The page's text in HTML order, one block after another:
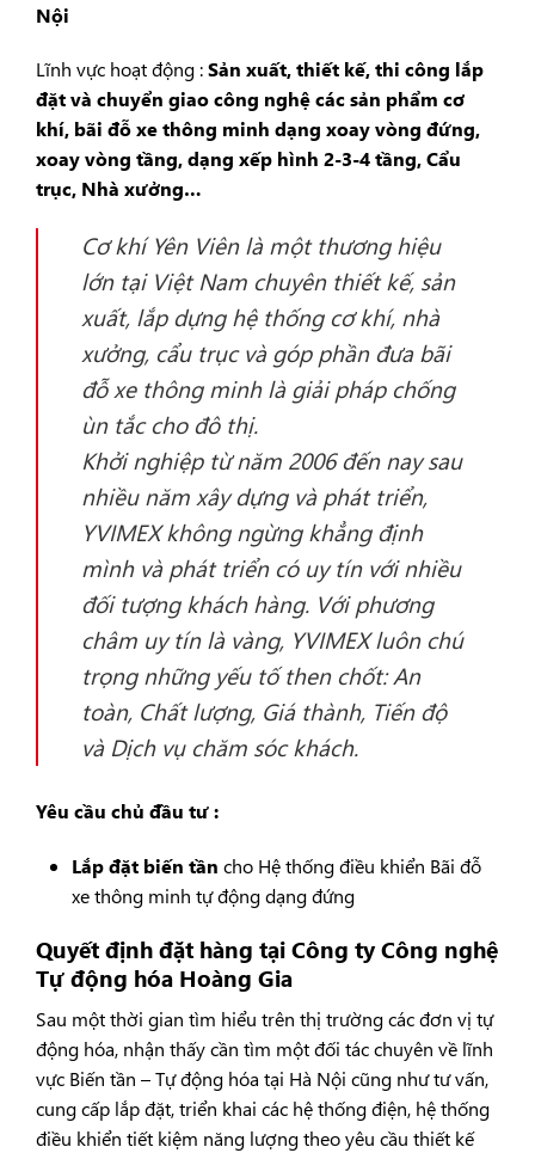
Nội
Lĩnh vực hoạt động :Sản xuất, thiết kế, thi công lắp
đặt và chuyển giao công nghệ các sản phẩm cơ
khí, bãi đỗ xe thông minh dạng xoay vòng đứng,
xoay vòng tầng, dạng xếp hình 2-3-4 tầng, Cẩu
trục, Nhà xưởng…
Cơ khí Yên Viên là một thương hiệu
lớn tại Việt Nam chuyên thiết kế, sản
xuất, lắp dựng hệ thống cơ khí, nhà
xưởng, cẩu trục và góp phần đưa bãi
đỗ xe thông minh là giải pháp chống
ùn tắc cho đô thị.
Khởi nghiệp từ năm 2006 đến nay sau
nhiều năm xây dựng và phát triển,
YVIMEX không ngừng khẳng định
mình và phát triển có uy tín với nhiều
đối tượng khách hàng. Với phương
châm uy tín là vàng, YVIMEX luôn chú
trọng những yếu tố then chốt: An
toàn, Chất lượng, Giá thành, Tiến độ
và Dịch vụ chăm sóc khách.
Yêu cầu chủ đầu tư :
Lắp đặt biến tần cho Hệ thống điều khiển Bãi đỗ
xe thông minh tự động dạng đứng
Quyết định đặt hàng tại Công ty Công nghệ
Tự động hóa Hoàng Gia
Sau một thời gian tìm hiểu trên thị trường các đơn vị tự
động hóa, nhận thấy cần tìm một đối tác chuyên về lĩnh
vực Biến tần – Tự động hóa tại Hà Nội cũng như tư vấn,
cung cấp lắp đặt, triển khai các hệ thống điện, hệ thống
điều khiển tiết kiệm năng lượng theo yêu cầu thiết kế